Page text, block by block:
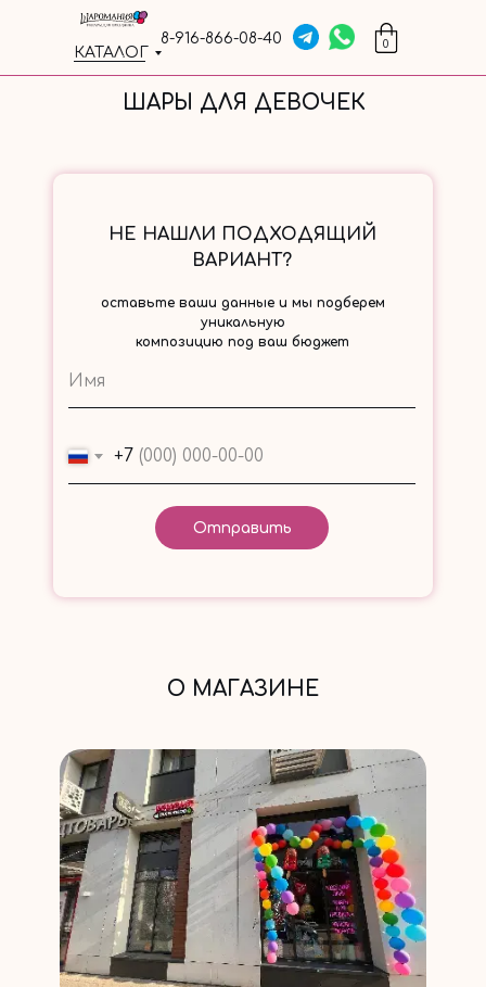
0
8-916-866-08-40
КАТАЛОГ
ШАРЫ ДЛЯ ДЕВОЧЕК
+7
Отправить
НЕ НАШЛИ ПОДХОДЯЩИЙ
ВАРИАНТ?
оставьте ваши данные и мы подберем
уникальную
композицию под ваш бюджет
О МАГАЗИНЕ